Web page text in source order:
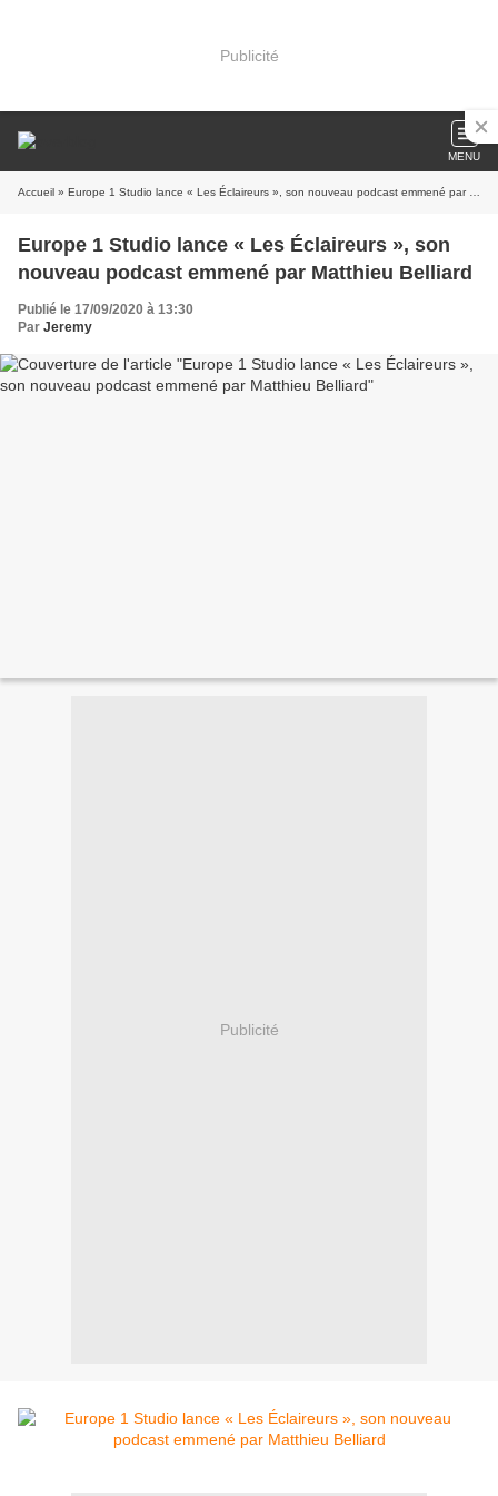
Publicité
MENU
Accueil » Europe 1 Studio lance « Les Éclaireurs », son nouveau podcast emmené par Matthieu Belliard
Europe 1 Studio lance « Les Éclaireurs », son
nouveau podcast emmené par Matthieu Belliard
Publié le 17/09/2020 à 13:30
Par Jeremy
Publicité